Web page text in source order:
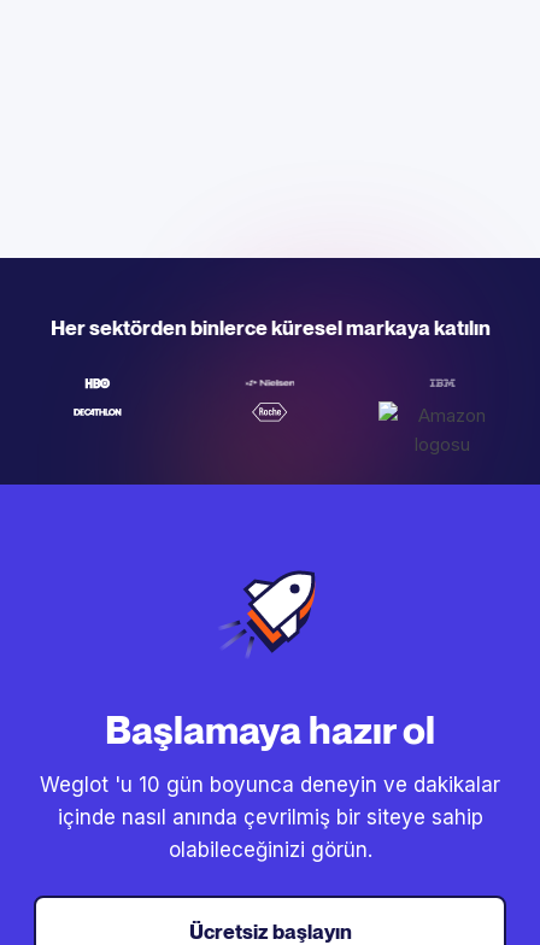
Her sektörden binlerce küresel markaya katılın
Başlamaya hazır ol
Weglot 'u 10 gün boyunca deneyin ve dakikalar
içinde nasıl anında çevrilmiş bir siteye sahip
olabileceğinizi görün.
Ücretsiz başlayın